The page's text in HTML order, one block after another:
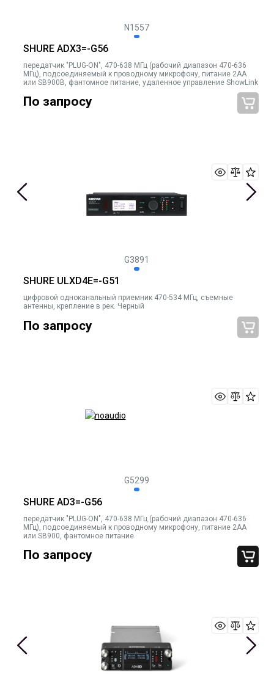
N1557
SHURE ADX3=-G56
передатчик "PLUG-ON", 470-638 МГц (рабочий диапазон 470-636
МГц), подсоединяемый к проводному микрофону, питание 2AA
или SB900B, фантомное питание, удаленное управление ShowLink
По запросу
G3891
SHURE ULXD4E=-G51
цифровой одноканальный приемник 470-534 МГц, съемные
антенны, крепление в рек. Черный
По запросу
G5299
SHURE AD3=-G56
передатчик "PLUG-ON", 470-638 МГц (рабочий диапазон 470-636
МГц), подсоединяемый к проводному микрофону, питание 2AA
или SB900, фантомное питание
По запросу